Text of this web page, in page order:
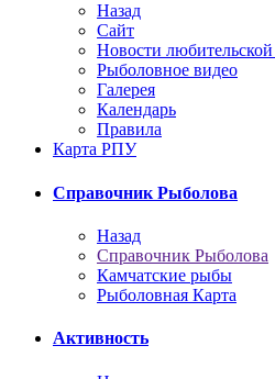
Назад
Сайт
Новости
Рыболовное видео
Галерея
Календарь
Правила
Карта РПУ
Справочник Рыболова
Назад
Справочник Рыболова
Камчатские рыбы
Рыболовная Карта
Активность